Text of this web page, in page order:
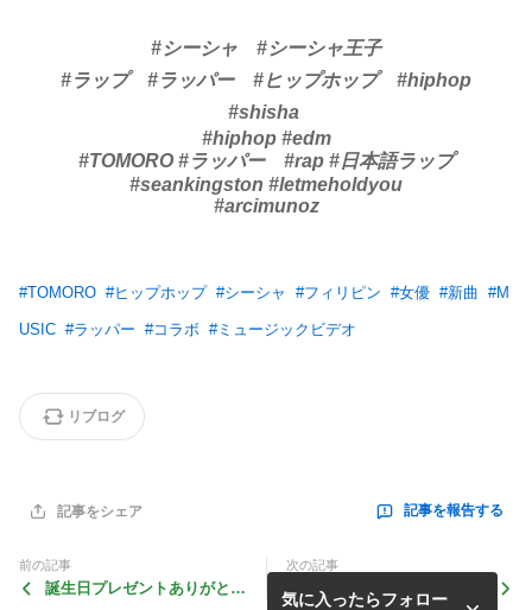
#シーシャ #シーシャ王子
#ラップ #ラッパー #ヒップホップ #hiphop
#shisha
#hiphop #edm
#TOMORO #ラッパー #rap #日本語ラップ
#seankingston #letmeholdyou
#arcimunoz
#TOMORO #ヒップホップ #シーシャ #フィリピン #女優 #新曲 #M
USIC #ラッパー #コラボ #ミュージックビデオ
リブログ
記事をシェア 記事を報告する
前の記事
誕生日プレゼントありがとう
次の記事
六本木(赤坂) 江戸前鮨 英
気に入ったらフォロー